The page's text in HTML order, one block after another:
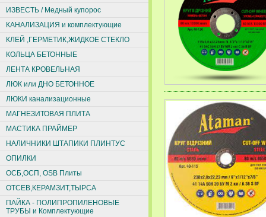
ИЗВЕСТЬ / Медный купорос
КАНАЛИЗАЦИЯ и комплектующие
КЛЕЙ ,ГЕРМЕТИК,ЖИДКОЕ СТЕКЛО
КОЛЬЦА БЕТОННЫЕ
ЛЕНТА КРОВЕЛЬНАЯ
ЛЮК или ДНО БЕТОННОЕ
ЛЮКИ канализационные
МАГНЕЗИТОВАЯ ПЛИТА
МАСТИКА ПРАЙМЕР
НАЛИЧНИКИ ШТАПИКИ ПЛИНТУС
ОПИЛКИ
ОСБ,ОСП, ОSВ Плиты
ОТСЕВ,КЕРАМЗИТ,ТЫРСА
ПАЙКА - ПОЛИПРОПИЛЕНОВЫЕ
ТРУБЫ и Комплектующие